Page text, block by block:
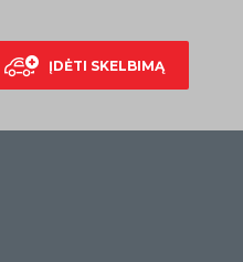
ĮDĖTI SKELBIMĄ